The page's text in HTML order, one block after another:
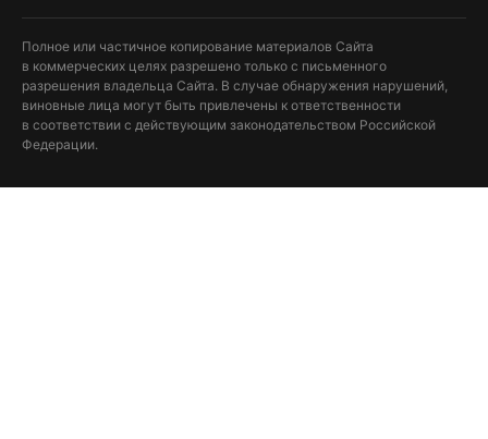
Полное или частичное копирование материалов Сайта
в коммерческих целях разрешено только с письменного
разрешения владельца Сайта. В случае обнаружения нарушений,
виновные лица могут быть привлечены к ответственности
в соответствии с действующим законодательством Российской
Федерации.